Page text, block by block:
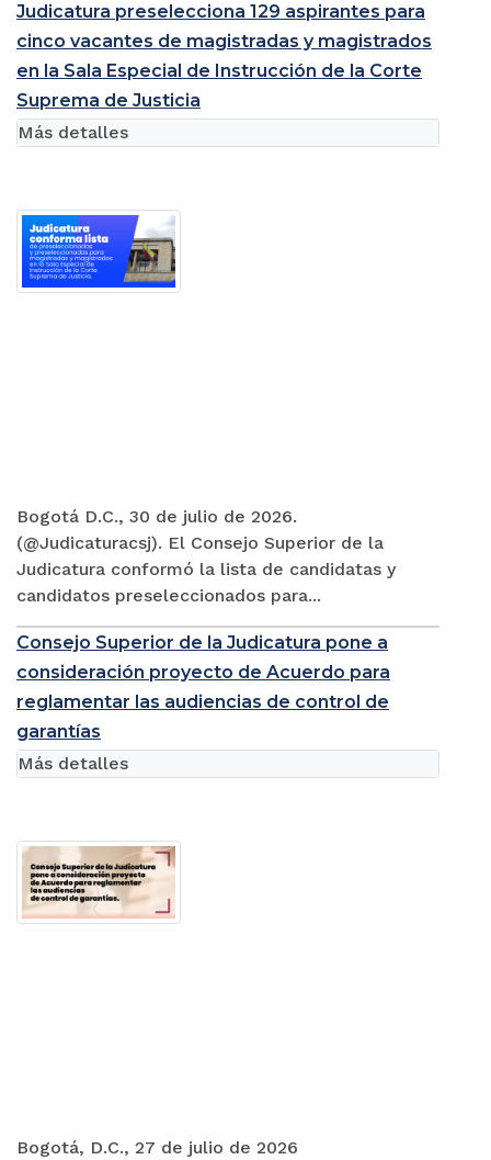
Judicatura preselecciona 129 aspirantes para
cinco vacantes de magistradas y magistrados
en la Sala Especial de Instrucción de la Corte
Suprema de Justicia
Bogotá D.C., 30 de julio de 2026.
(@Judicaturacsj). El Consejo Superior de la
Judicatura conformó la lista de candidatas y
candidatos preseleccionados para...
Más detalles
Consejo Superior de la Judicatura pone a
consideración proyecto de Acuerdo para
reglamentar las audiencias de control de
garantías
Bogotá, D.C., 27 de julio de 2026
Más detalles